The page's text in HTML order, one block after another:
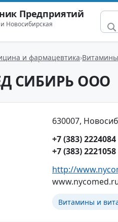
Предприятий
Новосибирская
и фармацевтика
СИБИРЬ ООО
630007,
+7 (383) 2224084
+7 (383) 2221058
http://
Витамины и